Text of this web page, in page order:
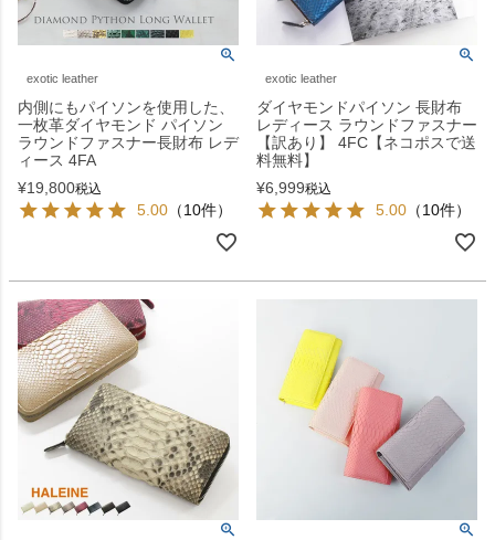
exotic leather
内側にもパイソンを使用した、
一枚革ダイヤモンド パイソン
ラウンドファスナー長財布 レデ
ィース 4FA
¥19,800税込
5.00 （10件）
exotic leather
ダイヤモンドパイソン 長財布
レディース ラウンドファスナー
【訳あり】 4FC【ネコポスで送
料無料】
¥6,999税込
5.00 （10件）